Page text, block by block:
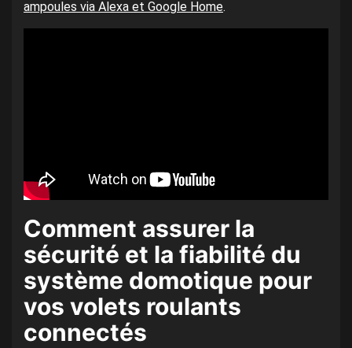
ampoules via Alexa et Google Home.
Comment assurer la
sécurité et la fiabilité du
système domotique pour
vos volets roulants
connectés